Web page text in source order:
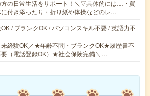
方の日常生活をサポート！＼▽具体的には…・買
付き添ったり・折り紙や体操などのレ…
/ ブランクOK / パソコンスキル不要 / 英語力不
未経験OK／★年齢不問・ブランクOK★履歴書不
要（電話登録OK）★社会保険完備＼…